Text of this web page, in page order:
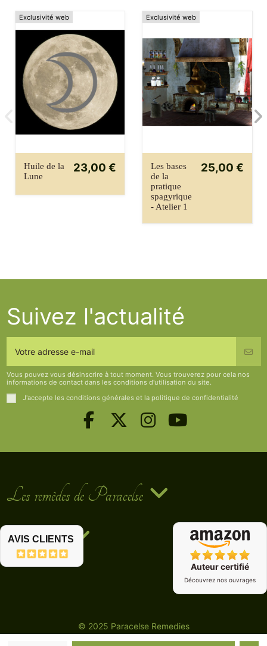
Exclusivité web
Huile de la
Lune
23,00 €
Exclusivité web
Les bases
de la
pratique
spagyrique
- Atelier 1
25,00 €
Auteur certifié
Découvrez nos ouvrages
Suivez l'actualité
Vous pouvez vous désinscrire à tout moment. Vous trouverez pour cela nos
informations de contact dans les conditions d'utilisation du site.
J'accepte les conditions générales et la politique de confidentialité
Les remèdes de Paracelse
Contact us
AVIS CLIENTS
© 2025 Paracelse Remedies